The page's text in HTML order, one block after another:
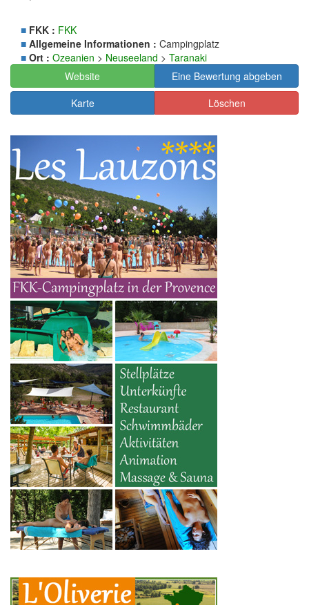
■ FKK : FKK
■ Allgemeine Informationen : Campingplatz
■ Ort : Ozeanien > Neuseeland > Taranaki
Website
Eine Bewertung abgeben
Karte
Löschen